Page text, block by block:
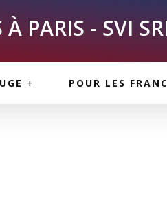
À PARIS - SVI
POUR LES
PARIS